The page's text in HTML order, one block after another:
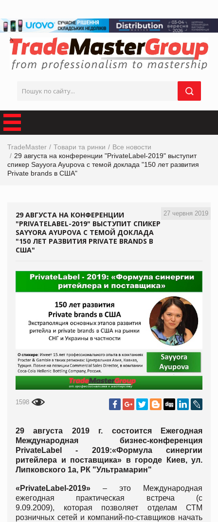
TradeMaster Товари та ринки
Все новости
29 августа на конференции "PrivateLabel-2019" выступит
спикер Sayyora Ayupova с темой доклада "150 лет развития
Private brands в США"
27 червня 2019
29 АВГУСТА НА КОНФЕРЕНЦИИ
"PRIVATELABEL-2019" ВЫСТУПИТ СПИКЕР
SAYYORA AYUPOVA С ТЕМОЙ ДОКЛАДА
"150 ЛЕТ РАЗВИТИЯ PRIVATE BRANDS В
США"
1598
29 августа 2019 г. состоится Ежегодная
Международная бизнес-конференция
PrivateLabel - 2019:«Формула синергии
ритейлера и поставщика» в городе Киев, ул.
Липковского 1а, РК "Ультрамарин"
«PrivateLabel-2019» – это Международная
ежегодная практическая встреча (с
9.09.2009), которая позволяет отделам СТМ
розничных сетей и компаний-по-ставщиков начать